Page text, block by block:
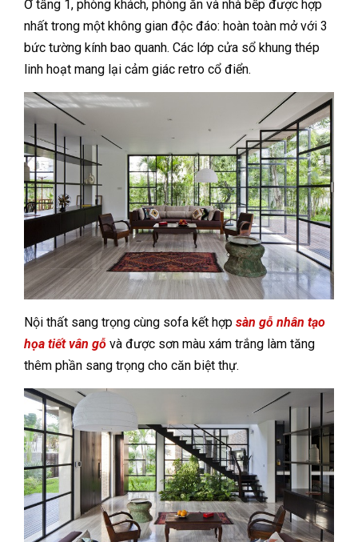
Ở tầng 1, phòng khách, phòng ăn và nhà bếp được hợp
nhất trong một không gian độc đáo: hoàn toàn mở với 3
bức tường kính bao quanh. Các lớp cửa sổ khung thép
linh hoạt mang lại cảm giác retro cổ điển.
Nội thất sang trọng cùng sofa kết hợp sàn gỗ nhân tạo
họa tiết vân gỗ và được sơn màu xám trắng làm tăng
thêm phần sang trọng cho căn biệt thự.